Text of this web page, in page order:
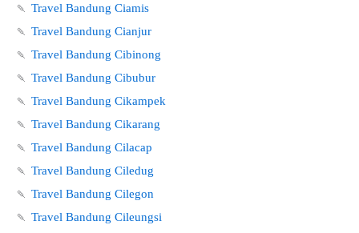
🍡 Travel Bandung Ciamis
🍡 Travel Bandung Cianjur
🍡 Travel Bandung Cibinong
🍡 Travel Bandung Cibubur
🍡 Travel Bandung Cikampek
🍡 Travel Bandung Cikarang
🍡 Travel Bandung Cilacap
🍡 Travel Bandung Ciledug
🍡 Travel Bandung Cilegon
🍡 Travel Bandung Cileungsi